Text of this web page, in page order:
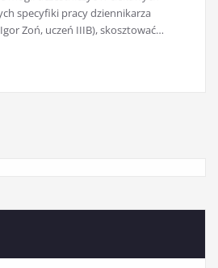
specyfiki pracy dziennikarza
Zoń, uczeń IIIB), skosztować…